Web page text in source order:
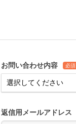
お問い合わせ内容 必須
返信用メールアドレス